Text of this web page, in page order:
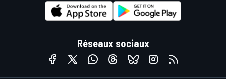
Réseaux sociaux